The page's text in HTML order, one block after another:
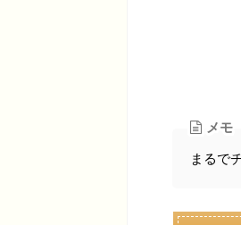
メモ
まるで